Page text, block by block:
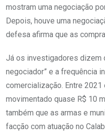
mostram uma negociação
Depois, houve uma
defesa afirma que as
Já os investigadores dizem
negociador” e a frequência
comercialização. Entre
movimentado quase R$ 10
também que as armas e
facção com atuação no